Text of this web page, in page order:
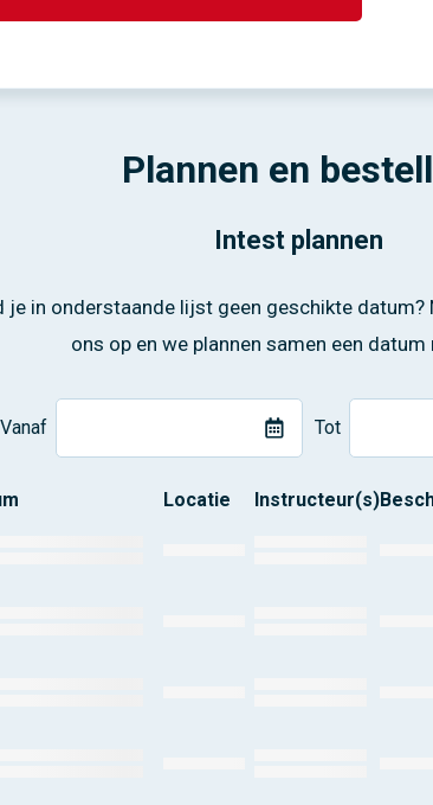
Plannen en
Intest plannen
je in onderstaande lijst geen geschikte datum?
ons op en we plannen samen een datum
Vanaf Tot
Locatie Instructeur(s)